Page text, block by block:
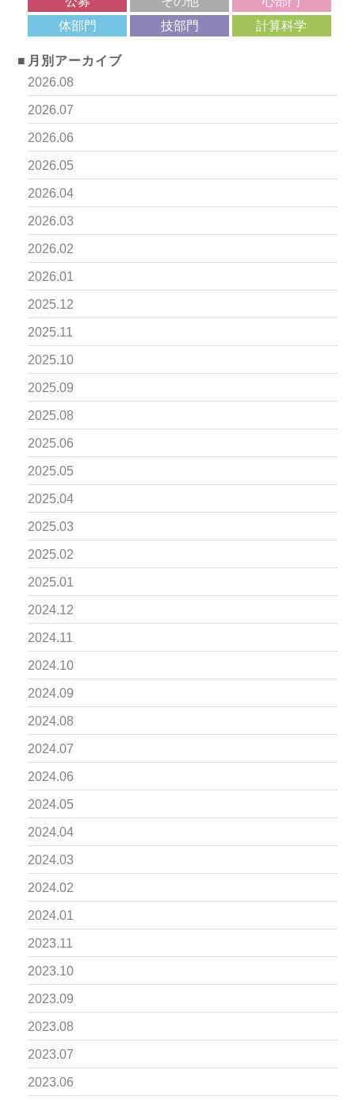
体部門
技部門 計算科学
月別アーカイブ
2026.08
2026.07
2026.06
2026.05
2026.04
2026.03
2026.02
2026.01
2025.12
2025.11
2025.10
2025.09
2025.08
2025.06
2025.05
2025.04
2025.03
2025.02
2025.01
2024.12
2024.11
2024.10
2024.09
2024.08
2024.07
2024.06
2024.05
2024.04
2024.03
2024.02
2024.01
2023.11
2023.10
2023.09
2023.08
2023.07
2023.06